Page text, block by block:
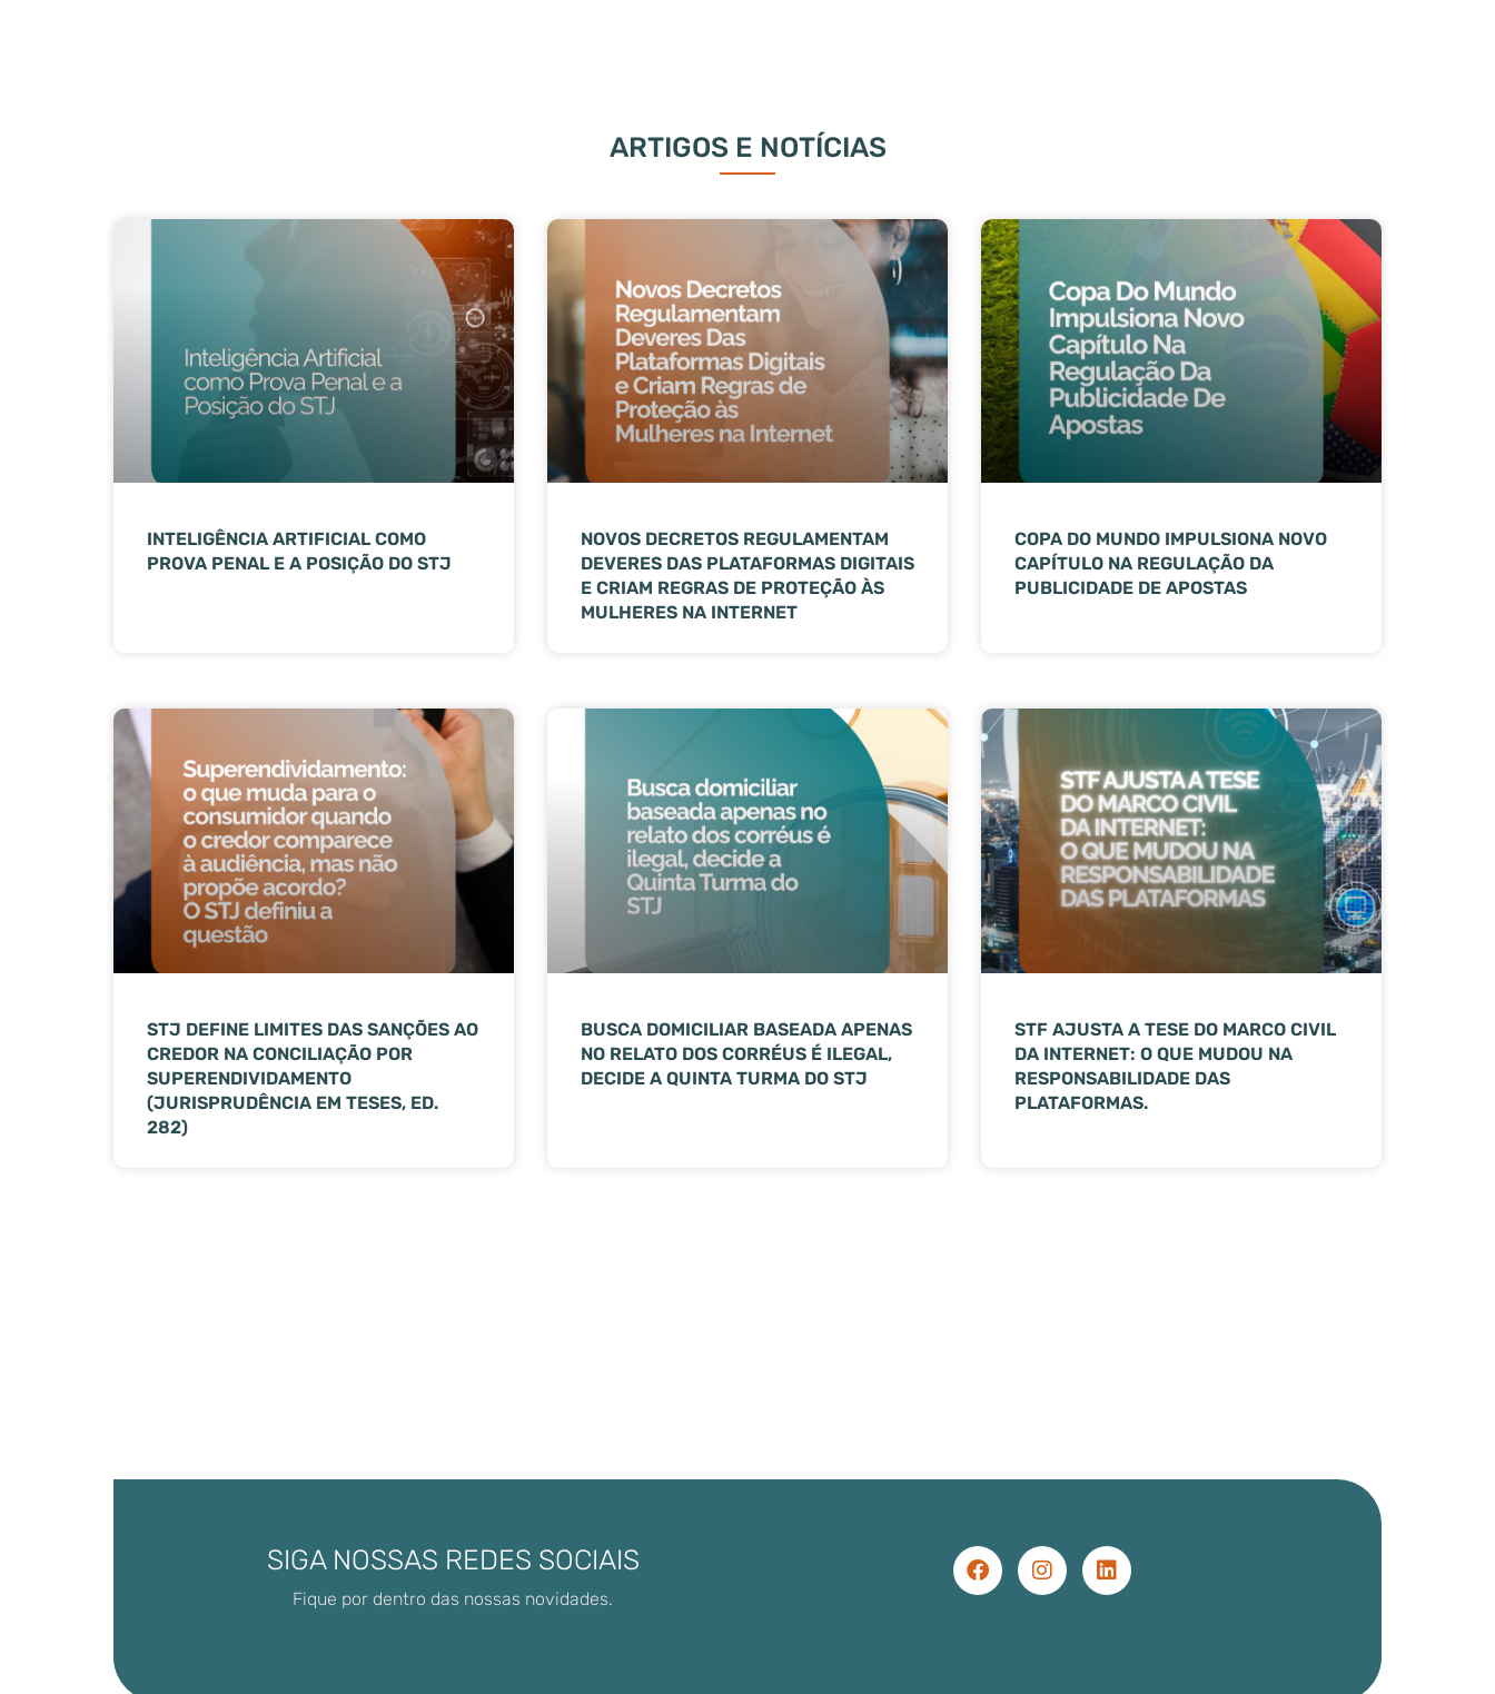
ARTIGOS E NOTÍCIAS
INTELIGÊNCIA ARTIFICIAL COMO
PROVA PENAL E A POSIÇÃO DO STJ
NOVOS DECRETOS REGULAMENTAM
DEVERES DAS PLATAFORMAS DIGITAIS
E CRIAM REGRAS DE PROTEÇÃO ÀS
MULHERES NA INTERNET
COPA DO MUNDO IMPULSIONA NOVO
CAPÍTULO NA REGULAÇÃO DA
PUBLICIDADE DE APOSTAS
STJ DEFINE LIMITES DAS SANÇÕES AO
CREDOR NA CONCILIAÇÃO POR
SUPERENDIVIDAMENTO
(JURISPRUDÊNCIA EM TESES, ED.
282)
BUSCA DOMICILIAR BASEADA APENAS
NO RELATO DOS CORRÉUS É ILEGAL,
DECIDE A QUINTA TURMA DO STJ
STF AJUSTA A TESE DO MARCO CIVIL
DA INTERNET: O QUE MUDOU NA
RESPONSABILIDADE DAS
PLATAFORMAS.
SIGA NOSSAS REDES SOCIAIS
Fique por dentro das nossas novidades.